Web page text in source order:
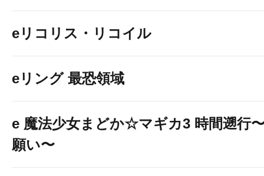
eリコリス・リコイル
eリング 最恐領域
e 魔法少女まどか☆マギカ3 時間遡行
願い〜